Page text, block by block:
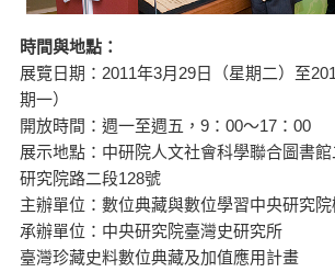
時間與地點：
展覽日期：2011年3月29日（星期二）至
期一）
開放時間：週一至週五，9：00～17：00
展示地點：中研院人文社會科學聯合圖書
研究院路二段128號
主辦單位：數位典藏與數位學習中央研究
承辦單位：中央研究院臺灣史研究所
臺灣珍藏史料數位典藏及加值應用計畫